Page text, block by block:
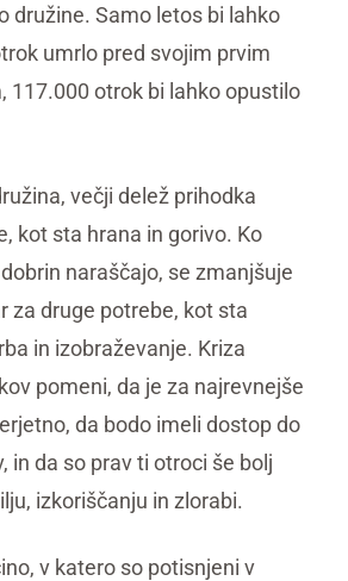
družine. Samo letos bi lahko
umrlo pred svojim prvim
117.000 otrok bi lahko opustilo
večji delež prihodka
kot sta hrana in gorivo. Ko
naraščajo, se zmanjšuje
za druge potrebe, kot sta
in izobraževanje. Kriza
pomeni, da je za najrevnejše
da bodo imeli dostop do
in da so prav ti otroci še bolj
izkoriščanju in zlorabi.
v katero so potisnjeni v